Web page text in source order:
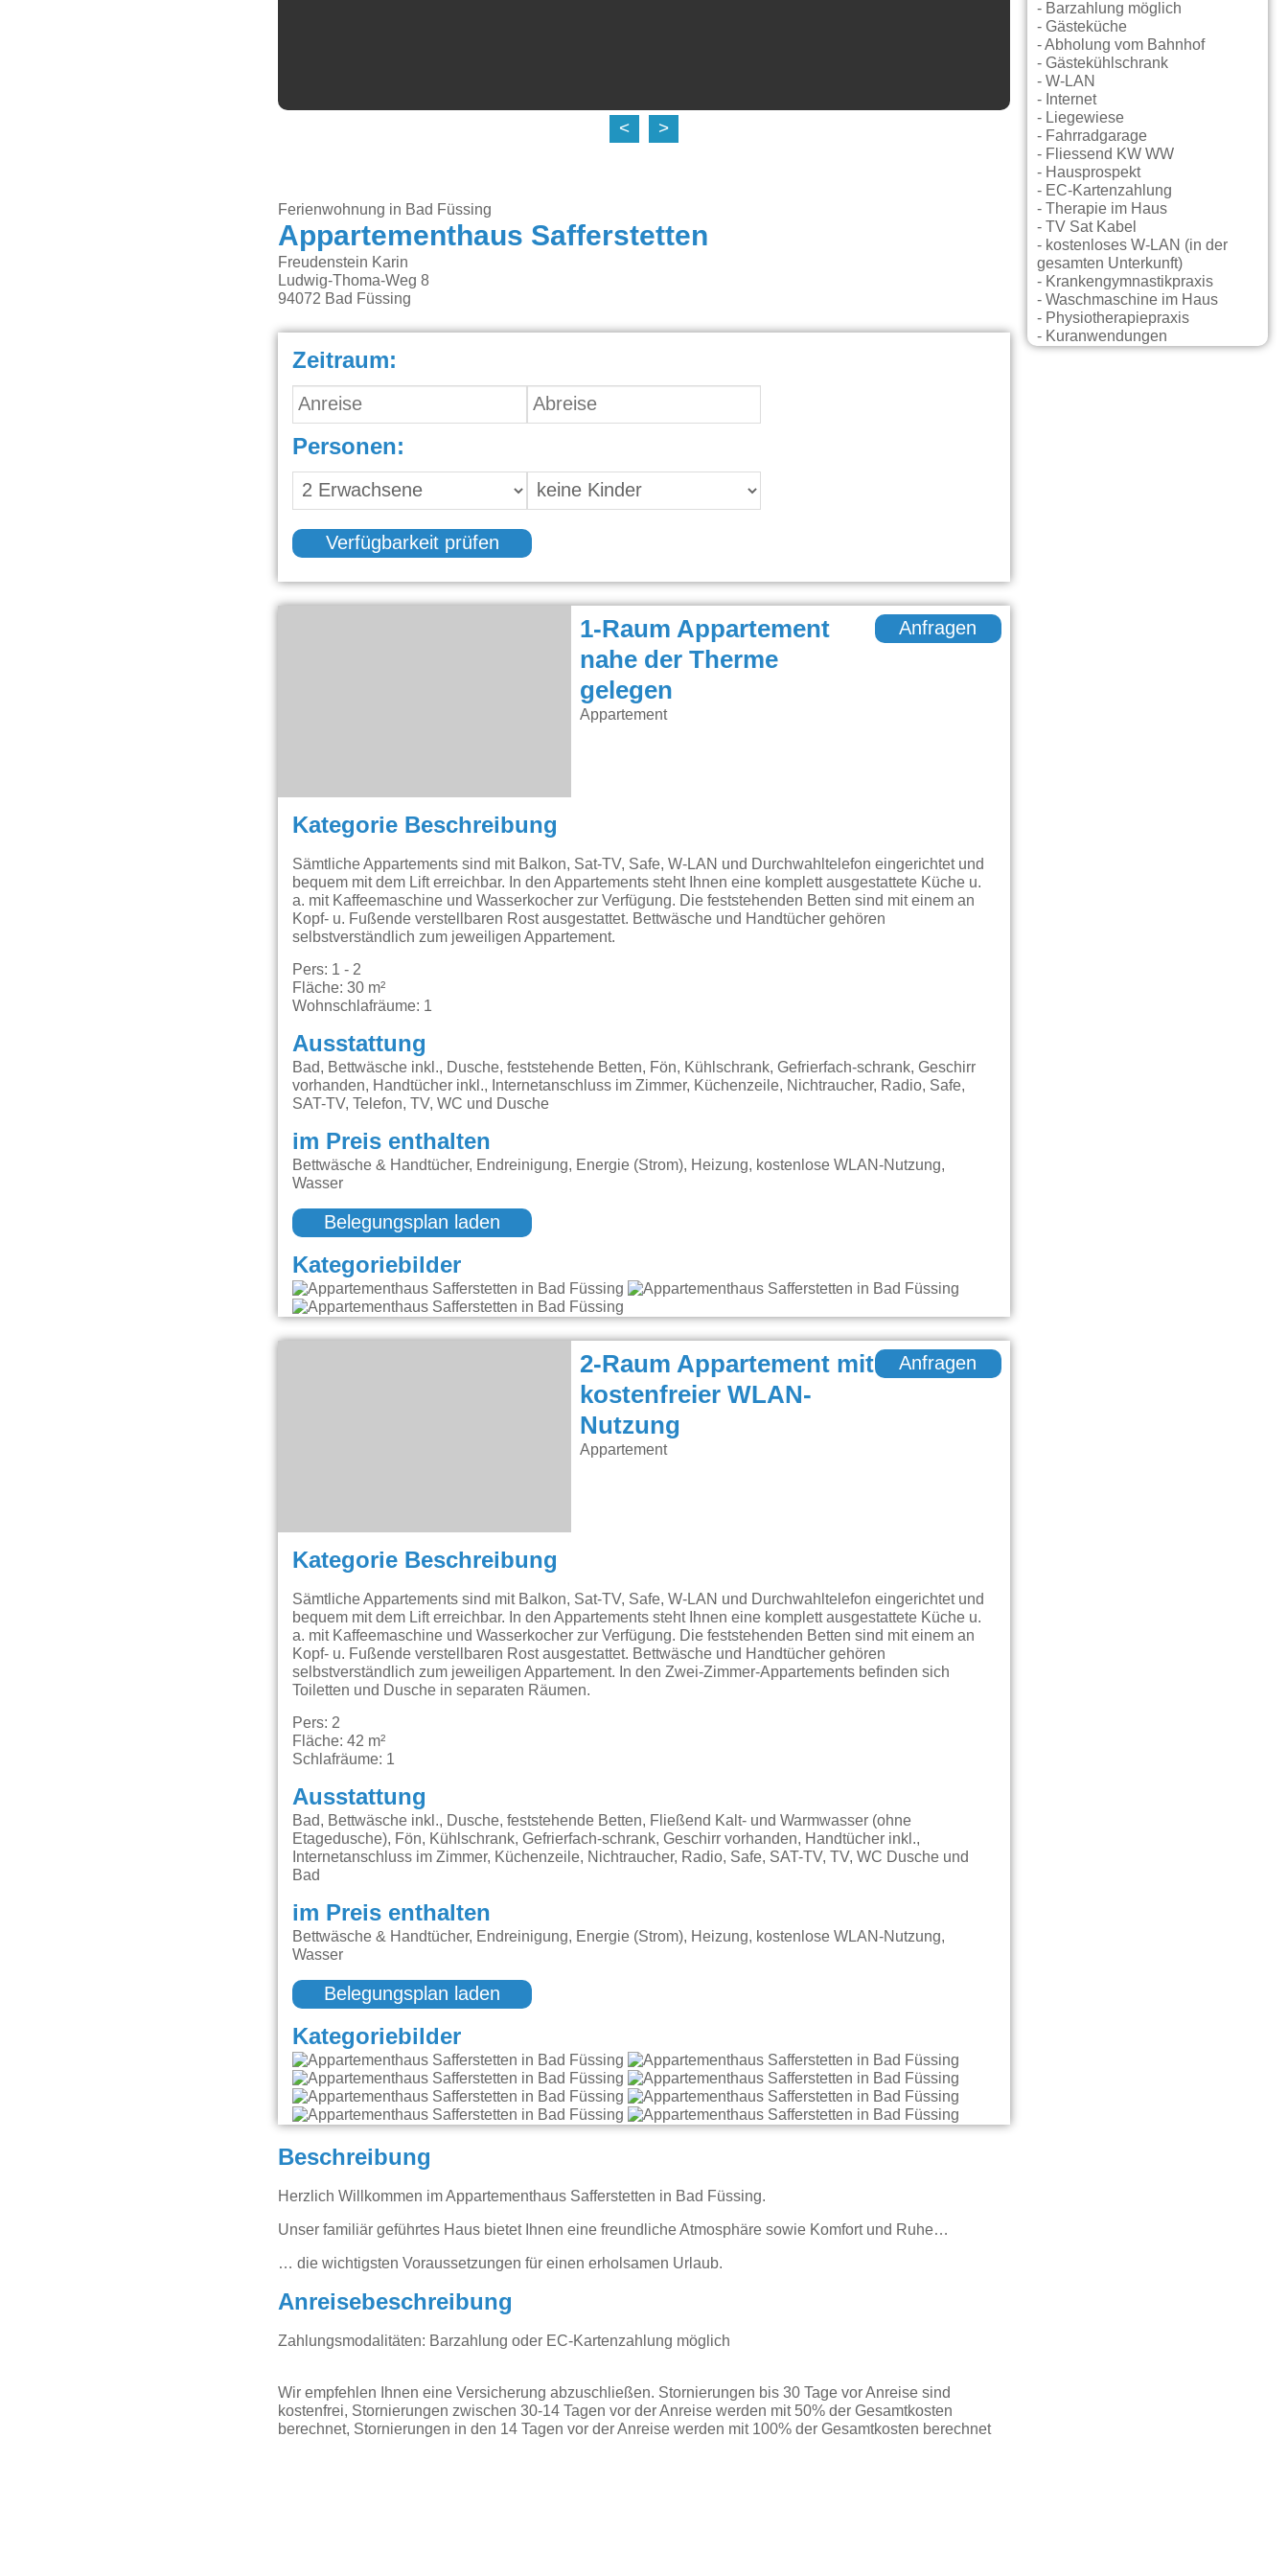
< >
Ferienwohnung in Bad Füssing
Appartementhaus Safferstetten
Freudenstein Karin
Ludwig-Thoma-Weg 8
94072 Bad Füssing
Zeitraum:
Personen:
Verfügbarkeit prüfen
1-Raum Appartement
nahe der Therme
gelegen
Appartement
Anfragen
Kategorie Beschreibung
Sämtliche Appartements sind mit Balkon, Sat-TV, Safe, W-LAN und Durchwahltelefon eingerichtet und
bequem mit dem Lift erreichbar. In den Appartements steht Ihnen eine komplett ausgestattete Küche u.
a. mit Kaffeemaschine und Wasserkocher zur Verfügung. Die feststehenden Betten sind mit einem an
Kopf- u. Fußende verstellbaren Rost ausgestattet. Bettwäsche und Handtücher gehören
selbstverständlich zum jeweiligen Appartement.
Pers: 1 - 2
Fläche: 30 m²
Wohnschlafräume: 1
Ausstattung
Bad, Bettwäsche inkl., Dusche, feststehende Betten, Fön, Kühlschrank, Gefrierfach-schrank, Geschirr
vorhanden, Handtücher inkl., Internetanschluss im Zimmer, Küchenzeile, Nichtraucher, Radio, Safe,
SAT-TV, Telefon, TV, WC und Dusche
im Preis enthalten
Bettwäsche & Handtücher, Endreinigung, Energie (Strom), Heizung, kostenlose WLAN-Nutzung,
Wasser
Belegungsplan laden
Kategoriebilder
2-Raum Appartement mit
kostenfreier WLAN-
Nutzung
Appartement
Anfragen
Kategorie Beschreibung
Sämtliche Appartements sind mit Balkon, Sat-TV, Safe, W-LAN und Durchwahltelefon eingerichtet und
bequem mit dem Lift erreichbar. In den Appartements steht Ihnen eine komplett ausgestattete Küche u.
a. mit Kaffeemaschine und Wasserkocher zur Verfügung. Die feststehenden Betten sind mit einem an
Kopf- u. Fußende verstellbaren Rost ausgestattet. Bettwäsche und Handtücher gehören
selbstverständlich zum jeweiligen Appartement. In den Zwei-Zimmer-Appartements befinden sich
Toiletten und Dusche in separaten Räumen.
Pers: 2
Fläche: 42 m²
Schlafräume: 1
Ausstattung
Bad, Bettwäsche inkl., Dusche, feststehende Betten, Fließend Kalt- und Warmwasser (ohne
Etagedusche), Fön, Kühlschrank, Gefrierfach-schrank, Geschirr vorhanden, Handtücher inkl.,
Internetanschluss im Zimmer, Küchenzeile, Nichtraucher, Radio, Safe, SAT-TV, TV, WC Dusche und
Bad
im Preis enthalten
Bettwäsche & Handtücher, Endreinigung, Energie (Strom), Heizung, kostenlose WLAN-Nutzung,
Wasser
Belegungsplan laden
Kategoriebilder
Beschreibung
Herzlich Willkommen im Appartementhaus Safferstetten in Bad Füssing.
Unser familiär geführtes Haus bietet Ihnen eine freundliche Atmosphäre sowie Komfort und Ruhe…
… die wichtigsten Voraussetzungen für einen erholsamen Urlaub.
Anreisebeschreibung
Zahlungsmodalitäten: Barzahlung oder EC-Kartenzahlung möglich
Wir empfehlen Ihnen eine Versicherung abzuschließen. Stornierungen bis 30 Tage vor Anreise sind
kostenfrei, Stornierungen zwischen 30-14 Tagen vor der Anreise werden mit 50% der Gesamtkosten
berechnet, Stornierungen in den 14 Tagen vor der Anreise werden mit 100% der Gesamtkosten berechnet
- Barzahlung möglich
- Gästeküche
- Abholung vom Bahnhof
- Gästekühlschrank
- W-LAN
- Internet
- Liegewiese
- Fahrradgarage
- Fliessend KW WW
- Hausprospekt
- EC-Kartenzahlung
- Therapie im Haus
- TV Sat Kabel
- kostenloses W-LAN (in der
gesamten Unterkunft)
- Krankengymnastikpraxis
- Waschmaschine im Haus
- Physiotherapiepraxis
- Kuranwendungen